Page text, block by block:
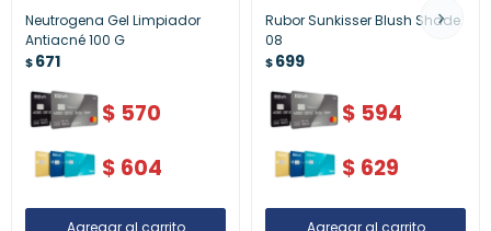
Neutrogena Gel Limpiador
Antiacné 100 G
$671
$ 570
$ 604
Rubor Sunkisser Blush Shade
08
$699
$ 594
$ 629